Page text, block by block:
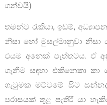
ගන්වයි)
තමන්ට රැකියා, ඉඩම්,
නිසා හෝ මුසල්මානුවා නිසා
එයම අනෙක් පැත්තටය. ඒ
ගැනීම සඳහා එකිනෙකා
ගැටුමක මට්ටමේ සිට
පරාසයක් තුළ පැතිරී යා